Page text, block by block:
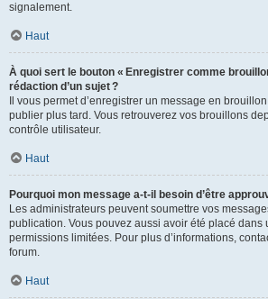
signalement.
Haut
À quoi sert le bouton « Enregistrer comme
rédaction d’un sujet ?
Il vous permet d’enregistrer un message en
publier plus tard. Vous retrouverez vos brouillons
contrôle utilisateur.
Haut
Pourquoi mon message a-t-il besoin d’être
Les administrateurs peuvent soumettre vos
publication. Vous pouvez aussi avoir été placé dans
permissions limitées. Pour plus d’informations,
forum.
Haut